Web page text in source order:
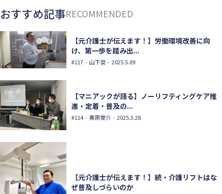
おすすめ記事RECOMMENDED
【元介護士が伝えます！】労働環境改善に向
け、第一歩を踏み出...
#117 - 山下奨 - 2025.5.09
【マニアックが語る】ノーリフティングケア推
進・定着・普及の...
#114 - 栗原俊介 - 2025.3.28
【元介護士が伝えます！】続・介護リフトはな
ぜ普及しづらいのか